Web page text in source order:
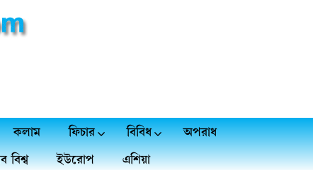
কলাম ফিচার বিবিধ
অপরাধ
বিশ্ব ইউরোপ
এশিয়া